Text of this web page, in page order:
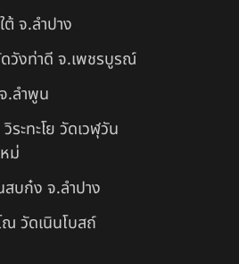
จ.ลำปาง
วังท่าดี จ.เพชรบูรณ์
.ลำพูน
ระทะโย วัดเวฬุวัน
ม่
บก๋ง จ.ลำปาง
วัดเนินโบสถ์